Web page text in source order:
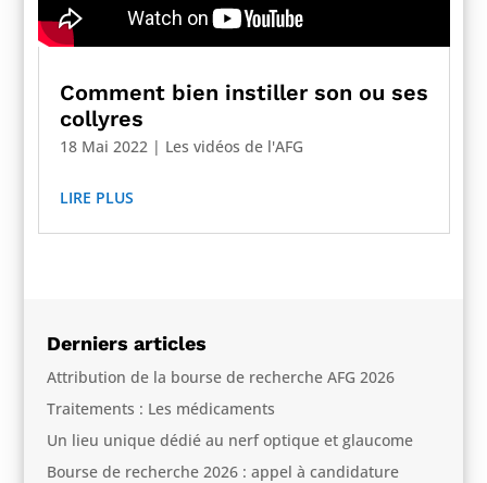
Comment bien instiller son ou ses
collyres
18 Mai 2022 | Les vidéos de l'AFG
LIRE PLUS
Derniers articles
Attribution de la bourse de recherche AFG 2026
Traitements : Les médicaments
Un lieu unique dédié au nerf optique et glaucome
Bourse de recherche 2026 : appel à candidature